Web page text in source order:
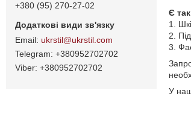
Є
1.
2.
3.
У
+380 (95) 270-27-02
ukrstil@ukrstil.com
+380952702702
+380952702702